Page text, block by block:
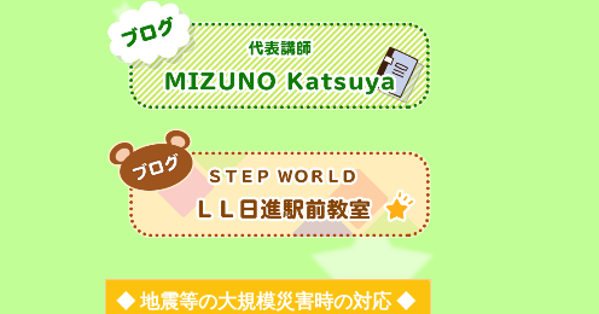
◆ 地震等の大規模災害時の対応 ◆